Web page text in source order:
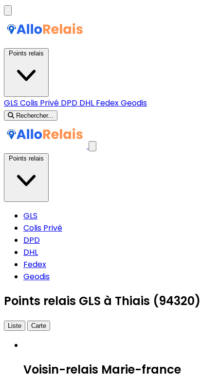
GLS Colis Privé DPD DHL FedexGeodis
Rechercher...
GLS
Colis Privé
DPD
DHL
Fedex
Geodis
Points relais GLS à Thiais (94320)
Liste Carte
Voisin-relais Marie-france